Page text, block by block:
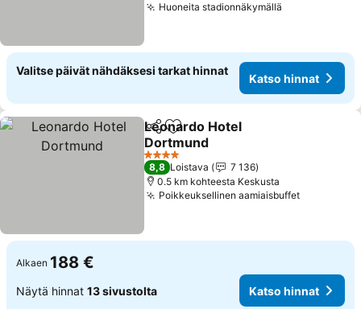
Huoneita stadionnäkymällä
Valitse päivät nähdäksesi tarkat hinnat
Katso hinnat
Jaa Lisää suosikkeihin
Leonardo Hotel
Dortmund
4 Tähtiluokitus
8,8 Loistava
7 136
0.5 km kohteesta Keskusta
Poikkeuksellinen aamiaisbuffet
Alkaen 188 €
Näytä hinnat 13 sivustolta Katso hinnat